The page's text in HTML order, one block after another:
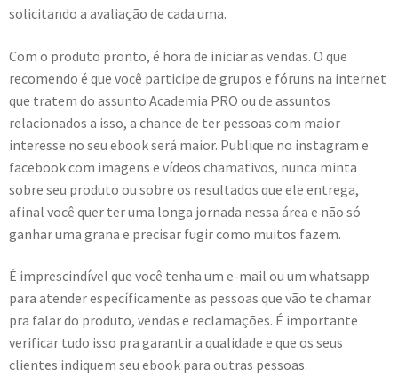
solicitando a avaliação de cada uma.
Com o produto pronto, é hora de iniciar as vendas. O que
recomendo é que você participe de grupos e fóruns na internet
que tratem do assunto Academia PRO ou de assuntos
relacionados a isso, a chance de ter pessoas com maior
interesse no seu ebook será maior. Publique no instagram e
facebook com imagens e vídeos chamativos, nunca minta
sobre seu produto ou sobre os resultados que ele entrega,
afinal você quer ter uma longa jornada nessa área e não só
ganhar uma grana e precisar fugir como muitos fazem.
É imprescindível que você tenha um e-mail ou um whatsapp
para atender específicamente as pessoas que vão te chamar
pra falar do produto, vendas e reclamações. É importante
verificar tudo isso pra garantir a qualidade e que os seus
clientes indiquem seu ebook para outras pessoas.